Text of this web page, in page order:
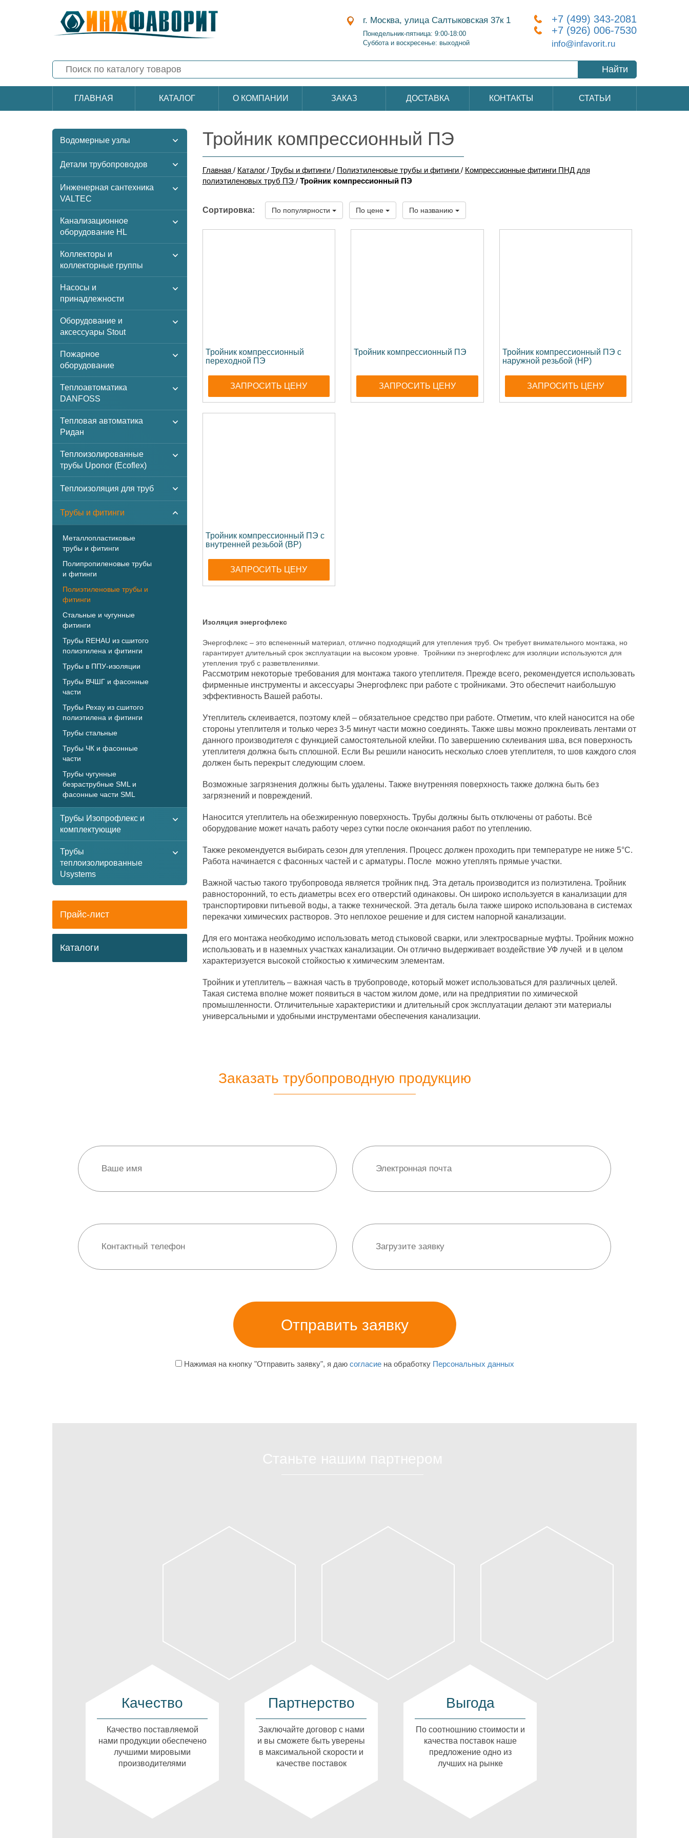
г. Москва, улица Салтыковская 37к 1
Понедельник-пятница: 9:00-18:00
Суббота и воскресенье: выходной
+7 (499) 343-2081
+7 (926) 006-7530
info@infavorit.ru
Найти
ГЛАВНАЯ КАТАЛОГ О КОМПАНИИ ЗАКАЗ ДОСТАВКА КОНТАКТЫ СТАТЬИ
Водомерные узлы
Детали трубопроводов
Инженерная сантехника
VALTEC
Канализационное
оборудование HL
Коллекторы и
коллекторные группы
Насосы и
принадлежности
Оборудование и
аксессуары Stout
Пожарное
оборудование
Теплоавтоматика
DANFOSS
Тепловая автоматика
Ридан
Теплоизолированные
трубы Uponor (Ecoflex)
Теплоизоляция для труб
Трубы и фитинги
Металлопластиковые
трубы и фитинги
Полипропиленовые трубы
и фитинги
Полиэтиленовые трубы и
фитинги
Стальные и чугунные
фитинги
Трубы REHAU из сшитого
полиэтилена и фитинги
Трубы в ППУ-изоляции
Трубы ВЧШГ и фасонные
части
Трубы Рехау из сшитого
полиэтилена и фитинги
Трубы стальные
Трубы ЧК и фасонные
части
Трубы чугунные
безраструбные SML и
фасонные части SML
Трубы Изопрофлекс и
комплектующие
Трубы
теплоизолированные
Usystems
Прайс-лист
Каталоги
Тройник компрессионный ПЭ
Главная / Каталог / Трубы и фитинги / Полиэтиленовые трубы и фитинги / Компрессионные фитинги ПНД для
полиэтиленовых труб ПЭ / Тройник компрессионный ПЭ
Сортировка: По популярности По цене По названию
Тройник компрессионный
переходной ПЭ
ЗАПРОСИТЬ ЦЕНУ
Тройник компрессионный ПЭ
ЗАПРОСИТЬ ЦЕНУ
Тройник компрессионный ПЭ с
наружной резьбой (НР)
ЗАПРОСИТЬ ЦЕНУ
Тройник компрессионный ПЭ с
внутренней резьбой (ВР)
ЗАПРОСИТЬ ЦЕНУ
Изоляция энергофлекс
Энергофлекс – это вспененный материал, отлично подходящий для утепления труб. Он требует внимательного монтажа, но
гарантирует длительный срок эксплуатации на высоком уровне. Тройники пэ энергофлекс для изоляции используются для
утепления труб с разветвлениями.
Рассмотрим некоторые требования для монтажа такого утеплителя. Прежде всего, рекомендуется использовать
фирменные инструменты и аксессуары Энергофлекс при работе с тройниками. Это обеспечит наибольшую
эффективность Вашей работы.
Утеплитель склеивается, поэтому клей – обязательное средство при работе. Отметим, что клей наносится на обе
стороны утеплителя и только через 3-5 минут части можно соединять. Также швы можно проклеивать лентами от
данного производителя с функцией самостоятельной клейки. По завершению склеивания шва, вся поверхность
утеплителя должна быть сплошной. Если Вы решили наносить несколько слоев утеплителя, то шов каждого слоя
должен быть перекрыт следующим слоем.
Возможные загрязнения должны быть удалены. Также внутренняя поверхность также должна быть без
загрязнений и повреждений.
Наносится утеплитель на обезжиренную поверхность. Трубы должны быть отключены от работы. Всё
оборудование может начать работу через сутки после окончания работ по утеплению.
Также рекомендуется выбирать сезон для утепления. Процесс должен проходить при температуре не ниже 5°С.
Работа начинается с фасонных частей и с арматуры. После можно утеплять прямые участки.
Важной частью такого трубопровода является тройник пнд. Эта деталь производится из полиэтилена. Тройник
равносторонний, то есть диаметры всех его отверстий одинаковы. Он широко используется в канализации для
транспортировки питьевой воды, а также технической. Эта деталь была также широко использована в системах
перекачки химических растворов. Это неплохое решение и для систем напорной канализации.
Для его монтажа необходимо использовать метод стыковой сварки, или электросварные муфты. Тройник можно
использовать и в наземных участках канализации. Он отлично выдерживает воздействие УФ лучей и в целом
характеризуется высокой стойкостью к химическим элементам.
Тройник и утеплитель – важная часть в трубопроводе, который может использоваться для различных целей.
Такая система вполне может появиться в частом жилом доме, или на предприятии по химической
промышленности. Отличительные характеристики и длительный срок эксплуатации делают эти материалы
универсальными и удобными инструментами обеспечения канализации.
Заказать трубопроводную продукцию
Нажимая на кнопку "Отправить заявку", я даю согласиена обработку Персональных данных
Качество
Качество поставляемой
нами продукции обеспечено
лучшими мировыми
производителями
Партнерство
Заключайте договор с нами
и вы сможете быть уверены
в максимальной скорости и
качестве поставок
Выгода
По соотношнию стоимости и
качества поставок наше
предложение одно из
лучших на рынке